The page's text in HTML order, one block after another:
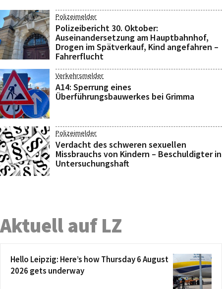
Polizeimelder
Polizeibericht 30. Oktober:
Auseinandersetzung am Hauptbahnhof,
Drogen im Spätverkauf, Kind angefahren –
Fahrerflucht
Verkehrsmelder
A14: Sperrung eines
Überführungsbauwerkes bei Grimma
Polizeimelder
Verdacht des schweren sexuellen
Missbrauchs von Kindern – Beschuldigter in
Untersuchungshaft
Aktuell auf LZ
Hello Leipzig: Here’s how Thursday 6 August
2026 gets underway